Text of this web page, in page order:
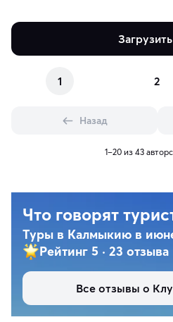
1 2
Назад
1–20 из 43
Что говорят
Туры в Калмыкию в
Рейтинг 5 · 23 отзыва
Все отзывы о